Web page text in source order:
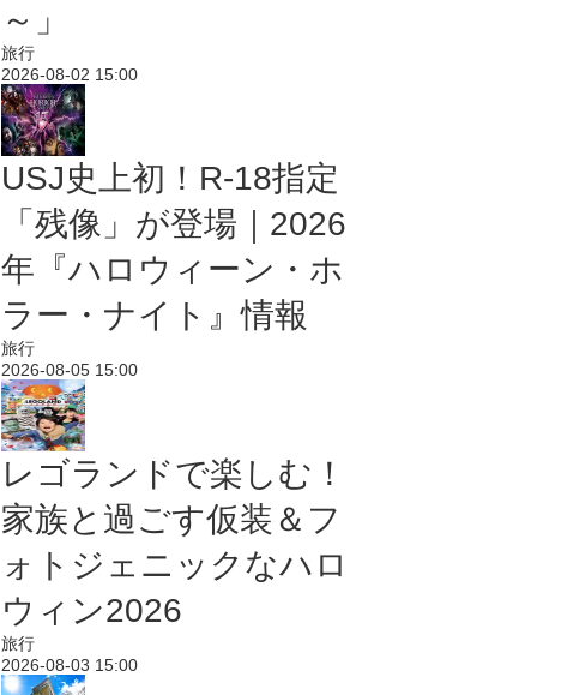
～」
旅行
2026-08-02 15:00
USJ史上初！R-18指定
「残像」が登場｜2026
年『ハロウィーン・ホ
ラー・ナイト』情報
旅行
2026-08-05 15:00
レゴランドで楽しむ！
家族と過ごす仮装＆フ
ォトジェニックなハロ
ウィン2026
旅行
2026-08-03 15:00